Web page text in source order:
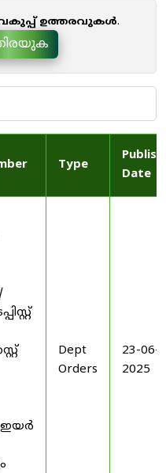
ഉത്തരവുകൾ.
Type
Date
ഇയർ
Dept
Orders
23-06-
2025